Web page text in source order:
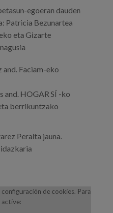
egoeran dauden
Patricia Bezunartea
eta Gizarte
and. Faciam-eko
and. HOGAR SÍ -ko
berrikuntzako
Peralta jauna.
de cookies. Para
active: